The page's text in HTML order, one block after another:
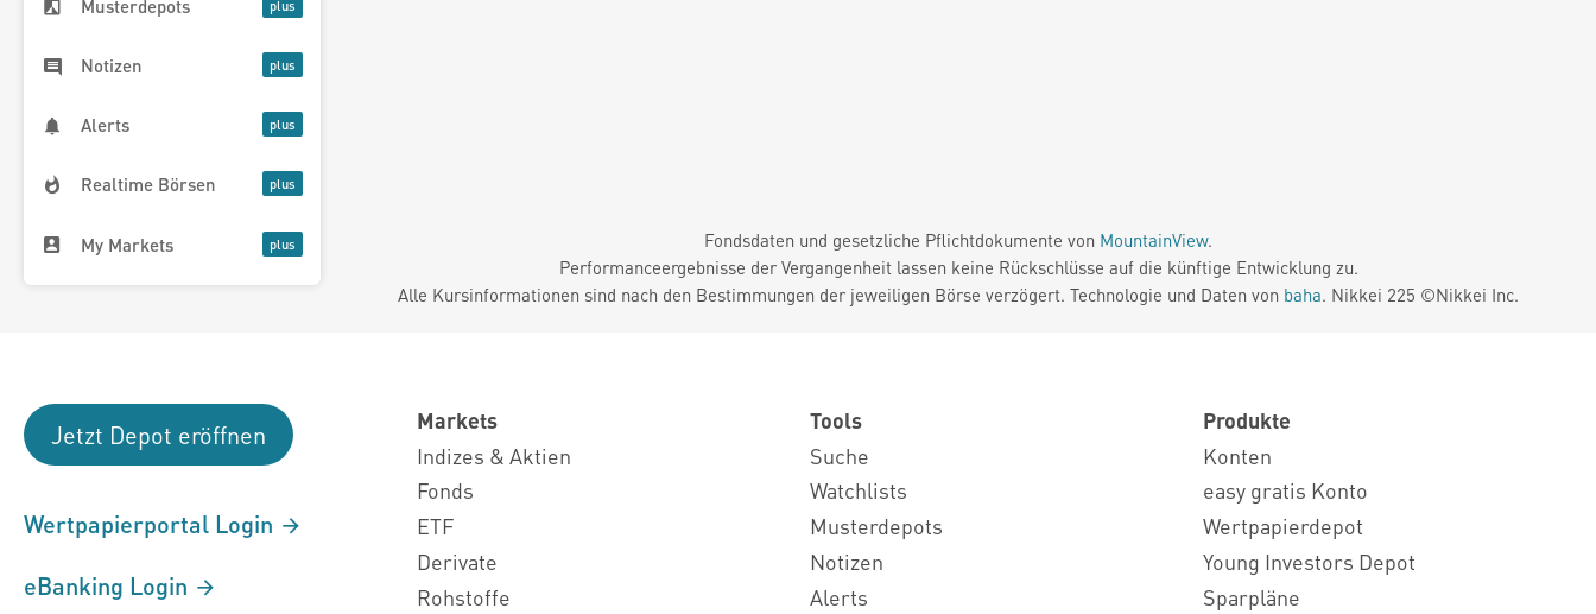
Musterdepots
Notizen
Alerts
Realtime Börsen
My Markets Fondsdaten und gesetzliche Pflichtdokumente von MountainView.
Performanceergebnisse der Vergangenheit lassen keine Rückschlüsse auf die künftige Entwicklung zu.
Alle Kursinformationen sind nach den Bestimmungen der jeweiligen Börse verzögert. Technologie und Daten von baha. Nikkei 225 ©Nikkei Inc.
Jetzt Depot eröffnen
Wertpapierportal Login
eBanking Login
Markets
Indizes & Aktien
Fonds
ETF
Derivate
Rohstoffe
Tools
Suche
Watchlists
Musterdepots
Notizen
Alerts
Produkte
Konten
easy gratis Konto
Wertpapierdepot
Young Investors Depot
Sparpläne